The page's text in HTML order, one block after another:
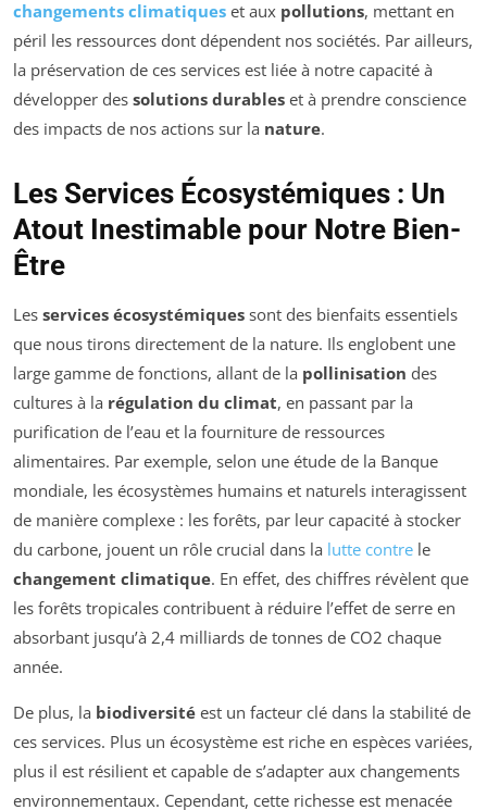
changements climatiques et aux pollutions, mettant en
péril les ressources dont dépendent nos sociétés. Par ailleurs,
la préservation de ces services est liée à notre capacité à
développer des solutions durables et à prendre conscience
des impacts de nos actions sur la nature.
Les Services Écosystémiques : Un
Atout Inestimable pour Notre Bien-
Être
Les services écosystémiques sont des bienfaits essentiels
que nous tirons directement de la nature. Ils englobent une
large gamme de fonctions, allant de la pollinisation des
cultures à la régulation du climat, en passant par la
purification de l’eau et la fourniture de ressources
alimentaires. Par exemple, selon une étude de la Banque
mondiale, les écosystèmes humains et naturels interagissent
de manière complexe : les forêts, par leur capacité à stocker
du carbone, jouent un rôle crucial dans la lutte contre le
changement climatique. En effet, des chiffres révèlent que
les forêts tropicales contribuent à réduire l’effet de serre en
absorbant jusqu’à 2,4 milliards de tonnes de CO2 chaque
année.
De plus, la biodiversité est un facteur clé dans la stabilité de
ces services. Plus un écosystème est riche en espèces variées,
plus il est résilient et capable de s’adapter aux changements
environnementaux. Cependant, cette richesse est menacée